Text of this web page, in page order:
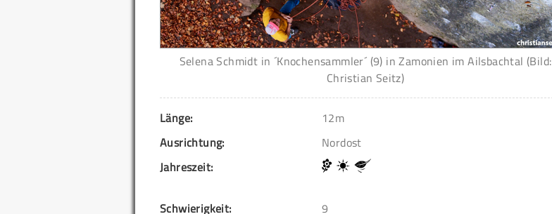
Selena Schmidt in ´Knochensammler´ (9) in Zamonien im Ailsbachtal (Bild:
Christian Seitz)
Länge:
12m
Ausrichtung:
Nordost
Jahreszeit:
Schwierigkeit: 9